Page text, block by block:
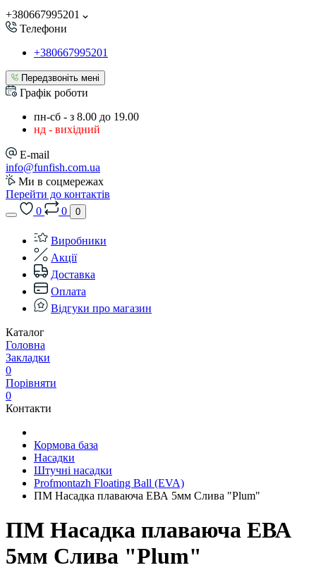
+380667995201
Телефони
+380667995201
Передзвоніть мені
Графік роботи
пн-сб - з 8.00 до 19.00
нд - вихідний
E-mail
info@funfish.com.ua
Ми в соцмережах
Перейти до контактів
0
0 0
Виробники
Акції
Доставка
Оплата
Відгуки про магазин
Каталог
Головна
Закладки
0
Порівняти
0
Контакти
Кормова база
Насадки
Штучні насадки
Profmontazh Floating Ball (EVA)
ПМ Насадка плаваюча ЕВА 5мм Слива "Plum"
ПМ Насадка плаваюча ЕВА
5мм Слива "Plum"